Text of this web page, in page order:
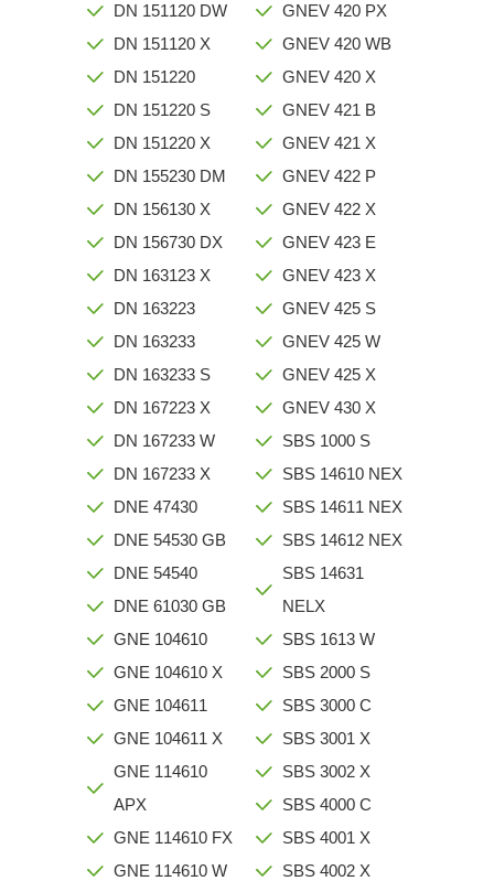
DN 151120 DW
DN 151120 X
DN 151220
DN 151220 S
DN 151220 X
DN 155230 DM
DN 156130 X
DN 156730 DX
DN 163123 X
DN 163223
DN 163233
DN 163233 S
DN 167223 X
DN 167233 W
DN 167233 X
DNE 47430
DNE 54530 GB
DNE 54540
DNE 61030 GB
GNE 104610
GNE 104610 X
GNE 104611
GNE 104611 X
GNE 114610
APX
GNE 114610 FX
GNE 114610 W
GNEV 420 PX
GNEV 420 WB
GNEV 420 X
GNEV 421 B
GNEV 421 X
GNEV 422 P
GNEV 422 X
GNEV 423 E
GNEV 423 X
GNEV 425 S
GNEV 425 W
GNEV 425 X
GNEV 430 X
SBS 1000 S
SBS 14610 NEX
SBS 14611 NEX
SBS 14612 NEX
SBS 14631
NELX
SBS 1613 W
SBS 2000 S
SBS 3000 C
SBS 3001 X
SBS 3002 X
SBS 4000 C
SBS 4001 X
SBS 4002 X